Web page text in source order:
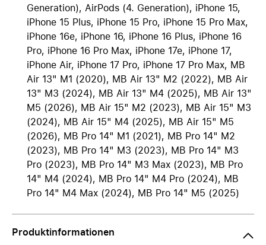
Generation), AirPods (4. Generation), iPhone 15,
iPhone 15 Plus, iPhone 15 Pro, iPhone 15 Pro Max,
iPhone 16e, iPhone 16, iPhone 16 Plus, iPhone 16
Pro, iPhone 16 Pro Max, iPhone 17e, iPhone 17,
iPhone Air, iPhone 17 Pro, iPhone 17 Pro Max, MB
Air 13" M1 (2020), MB Air 13" M2 (2022), MB Air
13" M3 (2024), MB Air 13" M4 (2025), MB Air 13"
M5 (2026), MB Air 15" M2 (2023), MB Air 15" M3
(2024), MB Air 15" M4 (2025), MB Air 15" M5
(2026), MB Pro 14" M1 (2021), MB Pro 14" M2
(2023), MB Pro 14" M3 (2023), MB Pro 14" M3
Pro (2023), MB Pro 14" M3 Max (2023), MB Pro
14" M4 (2024), MB Pro 14" M4 Pro (2024), MB
Pro 14" M4 Max (2024), MB Pro 14" M5 (2025)
Produktinformationen